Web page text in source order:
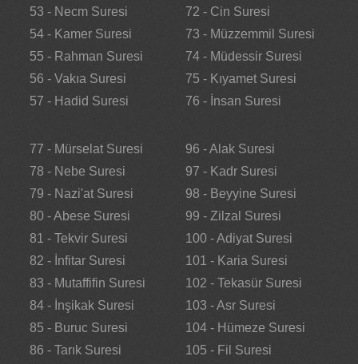
53 - Necm Suresi
54 - Kamer Suresi
55 - Rahman Suresi
56 - Vakıa Suresi
57 - Hadid Suresi
72 - Cin Suresi
73 - Müzzemmil Suresi
74 - Müdessir Suresi
75 - Kıyamet Suresi
76 - İnsan Suresi
77 - Mürselat Suresi
78 - Nebe Suresi
79 - Nazi'at Suresi
80 - Abese Suresi
81 - Tekvir Suresi
82 - İnfitar Suresi
83 - Mutaffifin Suresi
84 - İnşikak Suresi
85 - Buruc Suresi
86 - Tarık Suresi
96 - Alak Suresi
97 - Kadr Suresi
98 - Beyyine Suresi
99 - Zilzal Suresi
100 - Adiyat Suresi
101 - Karia Suresi
102 - Tekasür Suresi
103 - Asr Suresi
104 - Hümeze Suresi
105 - Fil Suresi